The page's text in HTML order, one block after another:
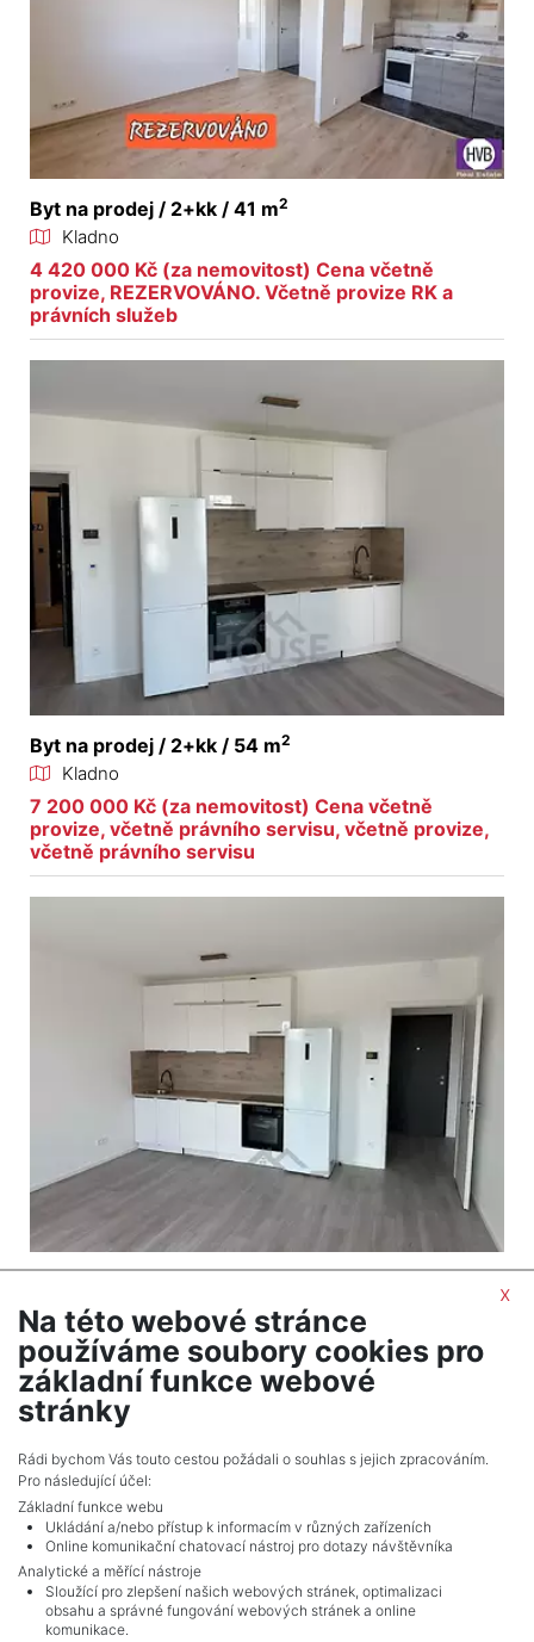
Byt na prodej / 2+kk / 41 m2
Kladno
4 420 000 Kč (za nemovitost) Cena včetně
provize, REZERVOVÁNO. Včetně provize RK a
právních služeb
Byt na prodej / 2+kk / 54 m2
Kladno
7 200 000 Kč (za nemovitost) Cena včetně
provize, včetně právního servisu, včetně provize,
včetně právního servisu
2
Kladno
7 300 000 Kč (za nemovitost) Cena včetně
provize, včetně právního servisu, včetně provize,
včetně právního servisu
Celkem4inzerátů.
x
Na této webové stránce
používáme soubory cookies pro
základní funkce webové
stránky
Rádi bychom Vás touto cestou požádali o souhlas s jejich zpracováním.
Pro následující účel:
Základní funkce webu
Ukládání a/nebo přístup k informacím v různých zařízeních
Online komunikační chatovací nástroj pro dotazy návštěvníka
Analytické a měřící nástroje
Sloužící pro zlepšení našich webových stránek, optimalizaci
obsahu a správné fungování webových stránek a online
komunikace.